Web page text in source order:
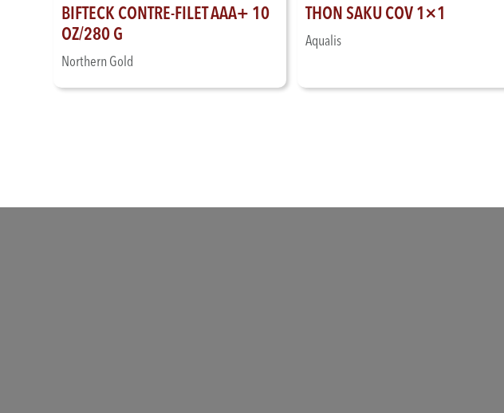
BIFTECK CONTRE-FILET AAA+ 10
OZ/280 G
Northern Gold
THON SAKU COV 1×1
Aqualis